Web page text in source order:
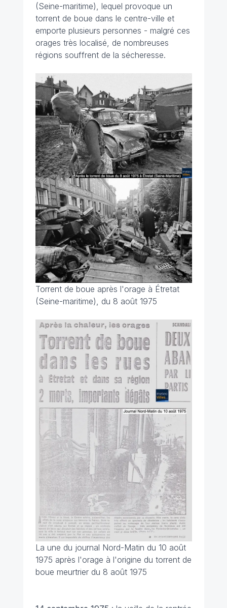
(Seine-maritime), lequel provoque un
torrent de boue dans le centre-ville et
emporte plusieurs personnes - malgré ces
orages très localisé, de nombreuses
régions souffrent de la sécheresse.
Torrent de boue après l'orage à Étretat
(Seine-maritime), du 8 août 1975
La une du journal Nord-Matin du 10 août
1975 après l'orage à l'origine du torrent de
boue meurtrier du 8 août 1975